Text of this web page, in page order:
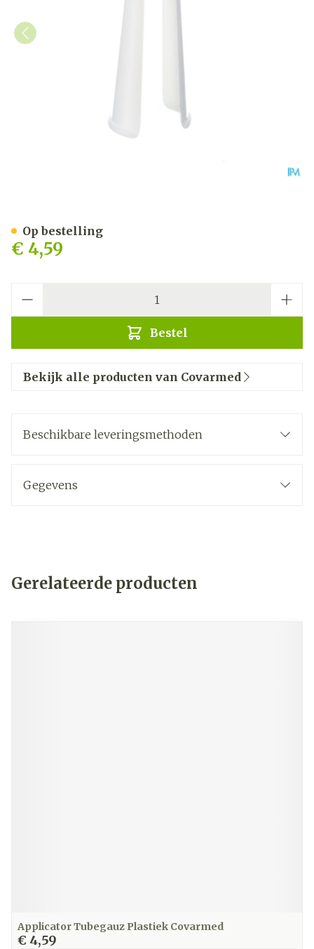
€ 4,59
Bestel
Op bestelling
Bekijk alle producten van Covarmed
Beschikbare leveringsmethoden
Gegevens
Gerelateerde producten
Applicator Tubegauz Plastiek Covarmed
€ 4,59